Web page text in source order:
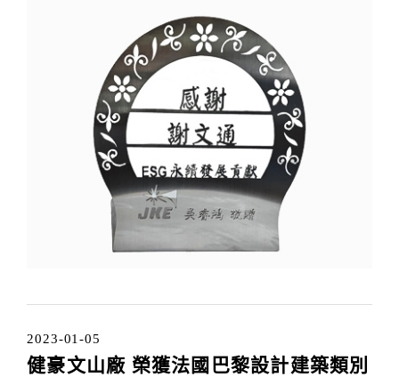
2023-01-05
健豪文山廠 榮獲法國巴黎設計建築類別